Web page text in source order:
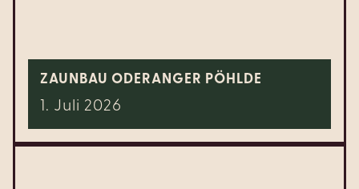
ZAUNBAU ODERANGER PÖHLDE
1. Juli 2026